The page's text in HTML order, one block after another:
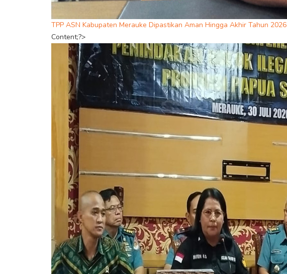
TPP ASN Kabupaten Merauke Dipastikan Aman Hingga Akhir Tahun 2026
Content;?>